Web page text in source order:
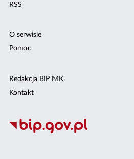
RSS
O serwisie
Pomoc
Redakcja BIP MK
Kontakt